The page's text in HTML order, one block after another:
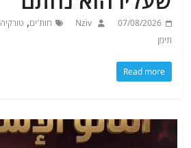
07/08/2026
Nziv חות'ים, טורקיה
תימן
Read more